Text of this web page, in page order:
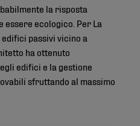
la risposta
essere ecologico. Per La
passivi vicino a
ha ottenuto
edifici e la gestione
sfruttando al massimo